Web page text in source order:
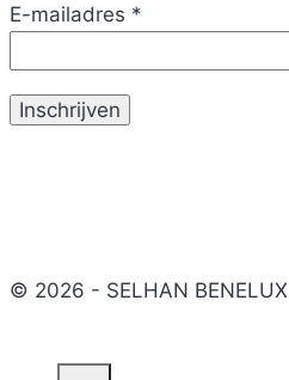
E-mailadres *
© 2026 - SELHAN BENELUX